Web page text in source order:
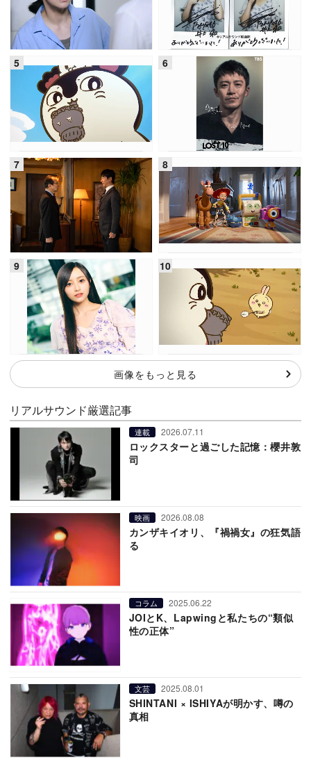
画像をもっと見る
リアルサウンド厳選記事
連載 2026.07.11
ロックスターと過ごした記憶：櫻井敦
司
映画 2026.08.08
カンザキイオリ、『禍禍女』の狂気語
る
コラム 2025.06.22
JOIとK、Lapwingと私たちの“類似
性の正体”
文芸 2025.08.01
SHINTANI × ISHIYAが明かす、噂の
真相